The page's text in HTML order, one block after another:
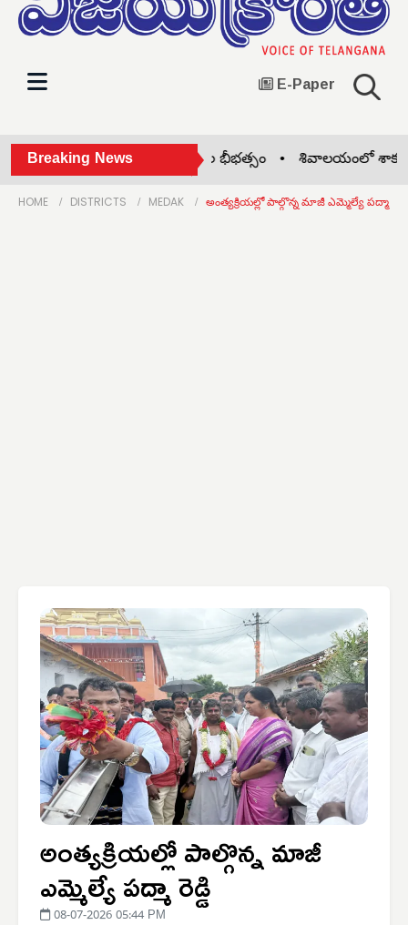
E-Paper
Breaking News
మరోసారి వీధి కుక్కల భీభత్సం • శివాలయంలో శాకంబరి
HOME DISTRICTS MEDAK అంత్యక్రియల్లో పాల్గొన్న మాజీ ఎమ్మెల్యే పద్మా రెడ్డి
అంత్యక్రియల్లో పాల్గొన్న మాజీ
ఎమ్మెల్యే పద్మా రెడ్డి
08-07-2026 05:44 PM